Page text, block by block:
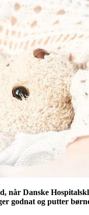
når Danske
godnat og putter